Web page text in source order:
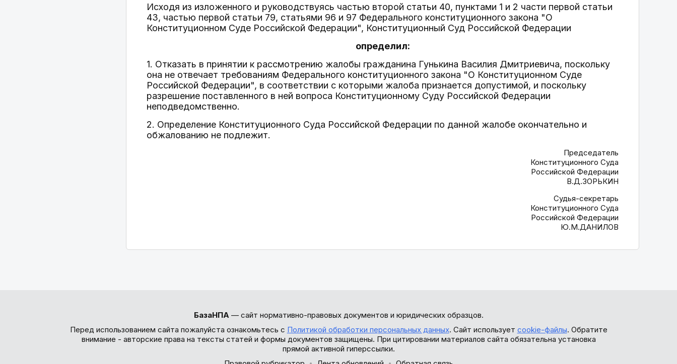
Исходя из изложенного и руководствуясь частью второй статьи 40, пунктами 1 и 2 части первой статьи
43, частью первой статьи 79, статьями 96 и 97 Федерального конституционного закона "О
Конституционном Суде Российской Федерации", Конституционный Суд Российской Федерации
определил:
1. Отказать в принятии к рассмотрению жалобы гражданина Гунькина Василия Дмитриевича, поскольку
она не отвечает требованиям Федерального конституционного закона "О Конституционном Суде
Российской Федерации", в соответствии с которыми жалоба признается допустимой, и поскольку
разрешение поставленного в ней вопроса Конституционному Суду Российской Федерации
неподведомственно.
2. Определение Конституционного Суда Российской Федерации по данной жалобе окончательно и
обжалованию не подлежит.
Председатель
Конституционного Суда
Российской Федерации
В.Д.ЗОРЬКИН
Судья-секретарь
Конституционного Суда
Российской Федерации
Ю.М.ДАНИЛОВ
БазаНПА— сайт нормативно-правовых документов и юридических образцов.
Перед использованием сайта пожалуйста ознакомьтесь с Политикой обработки персональных данных. Сайт использует cookie-файлы. Обратите
внимание - авторские права на тексты статей и формы документов защищены. При цитировании материалов сайта обязательна установка
прямой активной гиперссылки.